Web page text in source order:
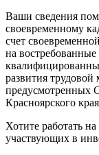
Ваши сведения
своевременному
счет
на
развития
предусмотренных
Красноярского
Хотите работать
участвующих в